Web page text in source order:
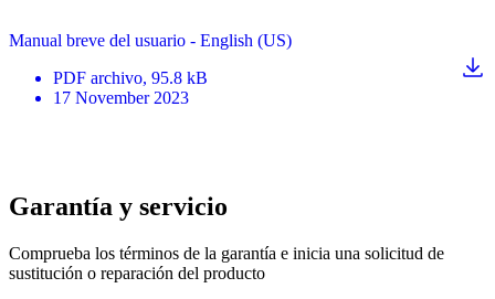
Manual breve del usuario - English (US)
PDF archivo, 95.8 kB
17 November 2023
Garantía y servicio
Comprueba los términos de la garantía e inicia una solicitud de
sustitución o reparación del producto